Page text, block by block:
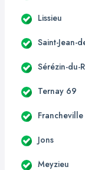
Lissieu
Saint-Jean-
Sérézin-du-
Ternay 69
Jons
Meyzieu